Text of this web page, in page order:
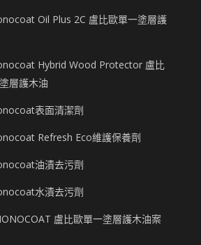
Oil Plus 2C 盧比歐單一塗層護
Hybrid Wood Protector 盧比
層護木油
表面清潔劑
Refresh Eco維護保養劑
油漬去污劑
水漬去污劑
盧比歐單一塗層護木油案